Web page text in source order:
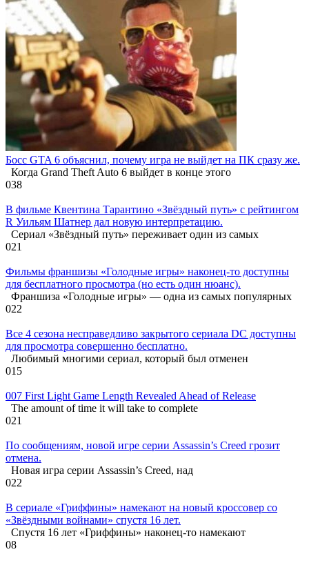
Босс GTA 6 объяснил, почему игра не выйдет на ПК сразу же.
Когда Grand Theft Auto 6 выйдет в конце этого
038
В фильме Квентина Тарантино «Звёздный путь» с рейтингом
R Уильям Шатнер дал новую интерпретацию.
Сериал «Звёздный путь» переживает один из самых
021
Фильмы франшизы «Голодные игры» наконец-то доступны
для бесплатного просмотра (но есть один нюанс).
Франшиза «Голодные игры» — одна из самых популярных
022
Все 4 сезона несправедливо закрытого сериала DC доступны
для просмотра совершенно бесплатно.
Любимый многими сериал, который был отменен
015
007 First Light Game Length Revealed Ahead of Release
The amount of time it will take to complete
021
По сообщениям, новой игре серии Assassin’s Creed грозит
отмена.
Новая игра серии Assassin’s Creed, над
022
В сериале «Гриффины» намекают на новый кроссовер со
«Звёздными войнами» спустя 16 лет.
Спустя 16 лет «Гриффины» наконец-то намекают
08